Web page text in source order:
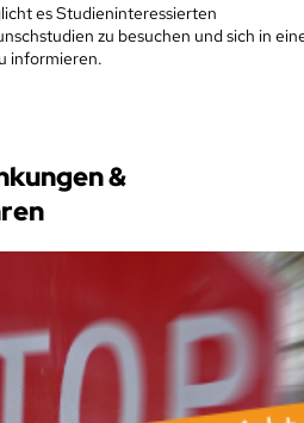
es Studieninteressierten
zu besuchen und sich in
informieren.
&